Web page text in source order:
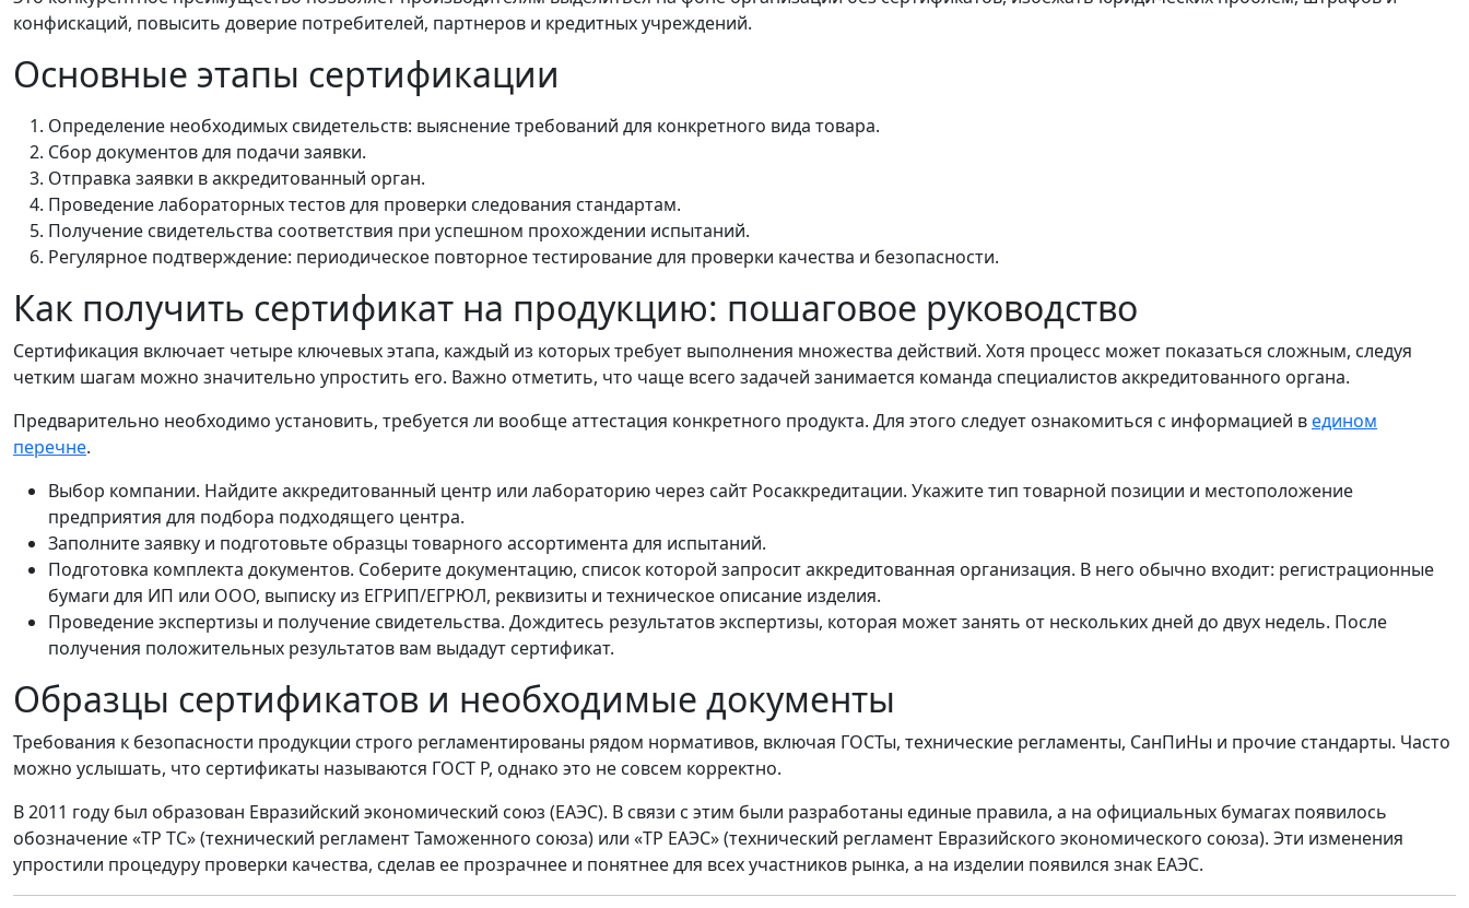
конфискаций, повысить доверие потребителей, партнеров и кредитных учреждений.
Основные этапы сертификации
Определение необходимых свидетельств: выяснение требований для конкретного вида товара.
Сбор документов для подачи заявки.
Отправка заявки в аккредитованный орган.
Проведение лабораторных тестов для проверки следования стандартам.
Получение свидетельства соответствия при успешном прохождении испытаний.
Регулярное подтверждение: периодическое повторное тестирование для проверки качества и безопасности.
Как получить сертификат на продукцию: пошаговое руководство
Сертификация включает четыре ключевых этапа, каждый из которых требует выполнения множества действий. Хотя процесс может показаться сложным, следуя
четким шагам можно значительно упростить его. Важно отметить, что чаще всего задачей занимается команда специалистов аккредитованного органа.
Предварительно необходимо установить, требуется ли вообще аттестация конкретного продукта. Для этого следует ознакомиться с информацией ведином
перечне.
Выбор компании. Найдите аккредитованный центр или лабораторию через сайт Росаккредитации. Укажите тип товарной позиции и местоположение
предприятия для подбора подходящего центра.
Заполните заявку и подготовьте образцы товарного ассортимента для испытаний.
Подготовка комплекта документов. Соберите документацию, список которой запросит аккредитованная организация. В него обычно входит: регистрационные
бумаги для ИП или ООО, выписку из ЕГРИП/ЕГРЮЛ, реквизиты и техническое описание изделия.
Проведение экспертизы и получение свидетельства. Дождитесь результатов экспертизы, которая может занять от нескольких дней до двух недель. После
получения положительных результатов вам выдадут сертификат.
Образцы сертификатов и необходимые документы
Требования к безопасности продукции строго регламентированы рядом нормативов, включая ГОСТы, технические регламенты, СанПиНы и прочие стандарты. Часто
можно услышать, что сертификаты называются ГОСТ Р, однако это не совсем корректно.
В 2011 году был образован Евразийский экономический союз (ЕАЭС). В связи с этим были разработаны единые правила, а на официальных бумагах появилось
обозначение «ТР ТС» (технический регламент Таможенного союза) или «ТР ЕАЭС» (технический регламент Евразийского экономического союза). Эти изменения
упростили процедуру проверки качества, сделав ее прозрачнее и понятнее для всех участников рынка, а на изделии появился знак ЕАЭС.